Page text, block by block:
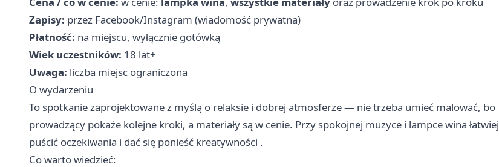
Zapisy: przez Facebook/Instagram (wiadomość prywatna)
Płatność: na miejscu, wyłącznie gotówką
Wiek uczestników: 18 lat+
Uwaga: liczba miejsc ograniczona
O wydarzeniu
To spotkanie zaprojektowane z myślą o relaksie i dobrej atmosferze — nie trzeba umieć malować, bo
prowadzący pokaże kolejne kroki, a materiały są w cenie. Przy spokojnej muzyce i lampce wina łatwiej
puścić oczekiwania i dać się ponieść kreatywności .
Co warto wiedzieć: